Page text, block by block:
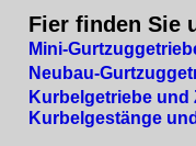
Fier finden Sie
Mini-
Neubau-
Kurbelgetriebe und
Kurbelgestänge